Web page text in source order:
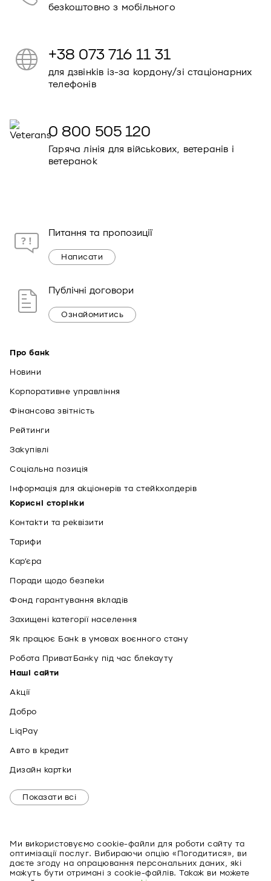
Ми використовуємо cookie-файли для роботи сайту та
оптимізації послуг. Вибираючи опцію «Погодитися», ви
даєте згоду на опрацювання персональних даних, які
можуть бути отримані з cookie-файлів. Також ви можете
Про банк
Новини
Корпоративне управління
Фінансова звітність
Рейтинги
Закупівлі
Соціальна позиція
Інформація для акціонерів та стейкхолдерів
Корисні сторінки
Контакти та реквізити
Тарифи
Кар’єра
Поради щодо безпеки
Фонд гарантування вкладів
Захищені категорії населення
Як працює Банк в умовах воєнного стану
Робота ПриватБанку під час блекауту
Наші сайти
Акції
Добро
LiqPay
Авто в кредит
Дизайн картки
Показати всі
безкоштовно з мобільного
+38 073 716 11 31
для дзвінків із-за кордону/зі стаціонарних
телефонів
0 800 505 120
Гаряча лінія для військових, ветеранів і
ветеранок
Питання та пропозиції
Написати
Публічні договори
Ознайомитись
EN